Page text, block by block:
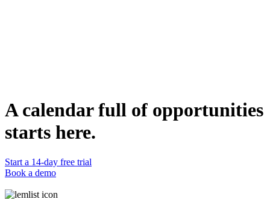
Bereit
A calendar full of opportunities
starts here.
Start a 14-day free trial
Book a demo